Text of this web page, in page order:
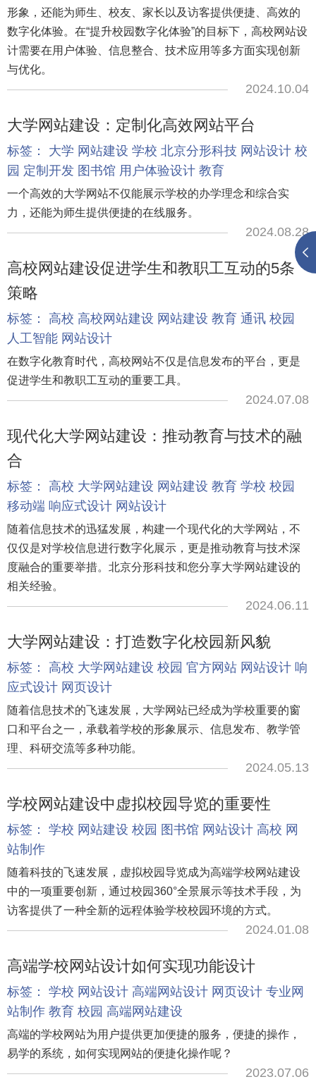
形象，还能为师生、校友、家长以及访客提供便捷、高效的
数字化体验。在“提升校园数字化体验”的目标下，高校网站设
计需要在用户体验、信息整合、技术应用等多方面实现创新
与优化。
2024.10.04
大学网站建设：定制化高效网站平台
标签： 大学 网站建设 学校 北京分形科技 网站设计 校
园 定制开发 图书馆 用户体验设计 教育
一个高效的大学网站不仅能展示学校的办学理念和综合实
力，还能为师生提供便捷的在线服务。
2024.08.28
高校网站建设促进学生和教职工互动的5条
策略
标签： 高校 高校网站建设 网站建设 教育 通讯 校园
人工智能 网站设计
在数字化教育时代，高校网站不仅是信息发布的平台，更是
促进学生和教职工互动的重要工具。
2024.07.08
现代化大学网站建设：推动教育与技术的融
合
标签： 高校 大学网站建设 网站建设 教育 学校 校园
移动端 响应式设计 网站设计
随着信息技术的迅猛发展，构建一个现代化的大学网站，不
仅仅是对学校信息进行数字化展示，更是推动教育与技术深
度融合的重要举措。北京分形科技和您分享大学网站建设的
相关经验。
2024.06.11
大学网站建设：打造数字化校园新风貌
标签： 高校 大学网站建设 校园 官方网站 网站设计 响
应式设计 网页设计
随着信息技术的飞速发展，大学网站已经成为学校重要的窗
口和平台之一，承载着学校的形象展示、信息发布、教学管
理、科研交流等多种功能。
2024.05.13
学校网站建设中虚拟校园导览的重要性
标签： 学校 网站建设 校园 图书馆 网站设计 高校 网
站制作
随着科技的飞速发展，虚拟校园导览成为高端学校网站建设
中的一项重要创新，通过校园360°全景展示等技术手段，为
访客提供了一种全新的远程体验学校校园环境的方式。
2024.01.08
高端学校网站设计如何实现功能设计
标签： 学校 网站设计 高端网站设计 网页设计 专业网
站制作 教育 校园 高端网站建设
高端的学校网站为用户提供更加便捷的服务，便捷的操作，
易学的系统，如何实现网站的便捷化操作呢？
2023.07.06